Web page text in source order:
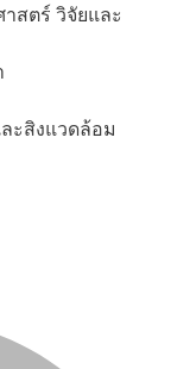
สตร์ วิจัยและ
ะสิงแวดล้อม